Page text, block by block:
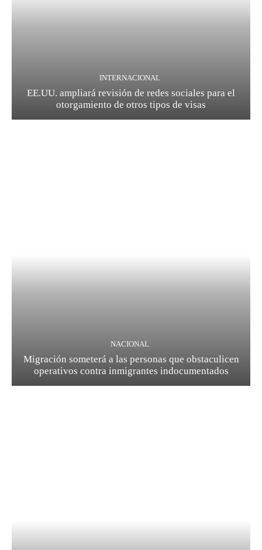
INTERNACIONAL
EE.UU. ampliará revisión de redes sociales para el
otorgamiento de otros tipos de visas
NACIONAL
Migración someterá a las personas que obstaculicen
operativos contra inmigrantes indocumentados